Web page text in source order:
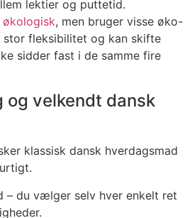
lektier og puttetid.
økologisk, men bruger visse øko-
fleksibilitet og kan skifte
sidder fast i de samme fire
og velkendt dansk
klassisk dansk hverdagsmad
– du vælger selv hver enkelt ret